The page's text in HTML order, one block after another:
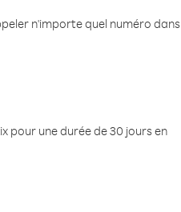
n'importe quel numéro dans
pour une durée de 30 jours en